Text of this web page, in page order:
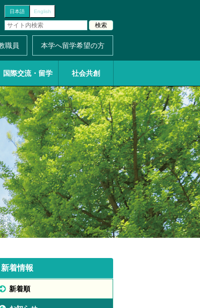
日本語 English
職員 本学へ留学希望の方
国際交流・留学 社会共創
新着情報
新着順